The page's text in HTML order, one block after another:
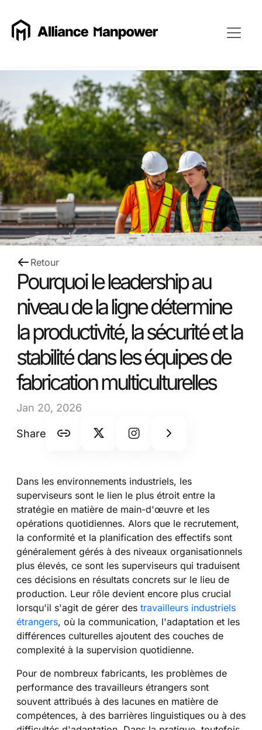
Retour
Pourquoi le leadership au
niveau de la ligne détermine
la productivité, la sécurité et la
stabilité dans les équipes de
fabrication multiculturelles
Jan 20, 2026
Share
Dans les environnements industriels, les
superviseurs sont le lien le plus étroit entre la
stratégie en matière de main-d'œuvre et les
opérations quotidiennes. Alors que le recrutement,
la conformité et la planification des effectifs sont
généralement gérés à des niveaux organisationnels
plus élevés, ce sont les superviseurs qui traduisent
ces décisions en résultats concrets sur le lieu de
production. Leur rôle devient encore plus crucial
lorsqu'il s'agit de gérer des travailleurs industriels
étrangers, où la communication, l'adaptation et les
différences culturelles ajoutent des couches de
complexité à la supervision quotidienne.
Pour de nombreux fabricants, les problèmes de
performance des travailleurs étrangers sont
souvent attribués à des lacunes en matière de
compétences, à des barrières linguistiques ou à des